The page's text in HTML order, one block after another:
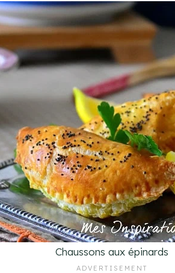
Chaussons aux épinards